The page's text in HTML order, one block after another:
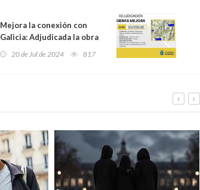
Mejora la conexión con
Galicia: Adjudicada la obra
de la carretera AS-394 por
20 de Jul de 2024 817